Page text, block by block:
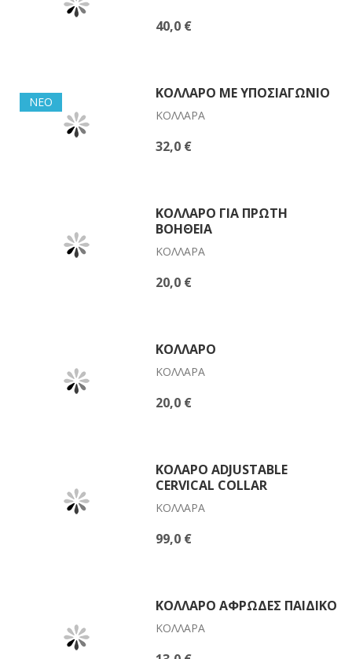
40,0 €
ΝΈΟ
ΚΟΛΛΆΡΟ ΜΕ ΥΠΟΣΙΑΓΏΝΙΟ
ΚΟΛΛΆΡΑ
32,0 €
ΚΟΛΛΆΡΟ ΓΙΑ ΠΡΏΤΗ
ΒΟΉΘΕΙΑ
ΚΟΛΛΆΡΑ
20,0 €
ΚΟΛΛΆΡΟ
ΚΟΛΛΆΡΑ
20,0 €
ΚΟΛΆΡΟ ADJUSTABLE
CERVICAL COLLAR
ΚΟΛΛΆΡΑ
99,0 €
ΚΟΛΛΆΡΟ ΑΦΡΏΔΕΣ ΠΑΙΔΙΚΌ
ΚΟΛΛΆΡΑ